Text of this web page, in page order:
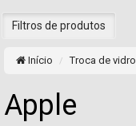
Filtros de produtos
Início Troca de vidro
Apple